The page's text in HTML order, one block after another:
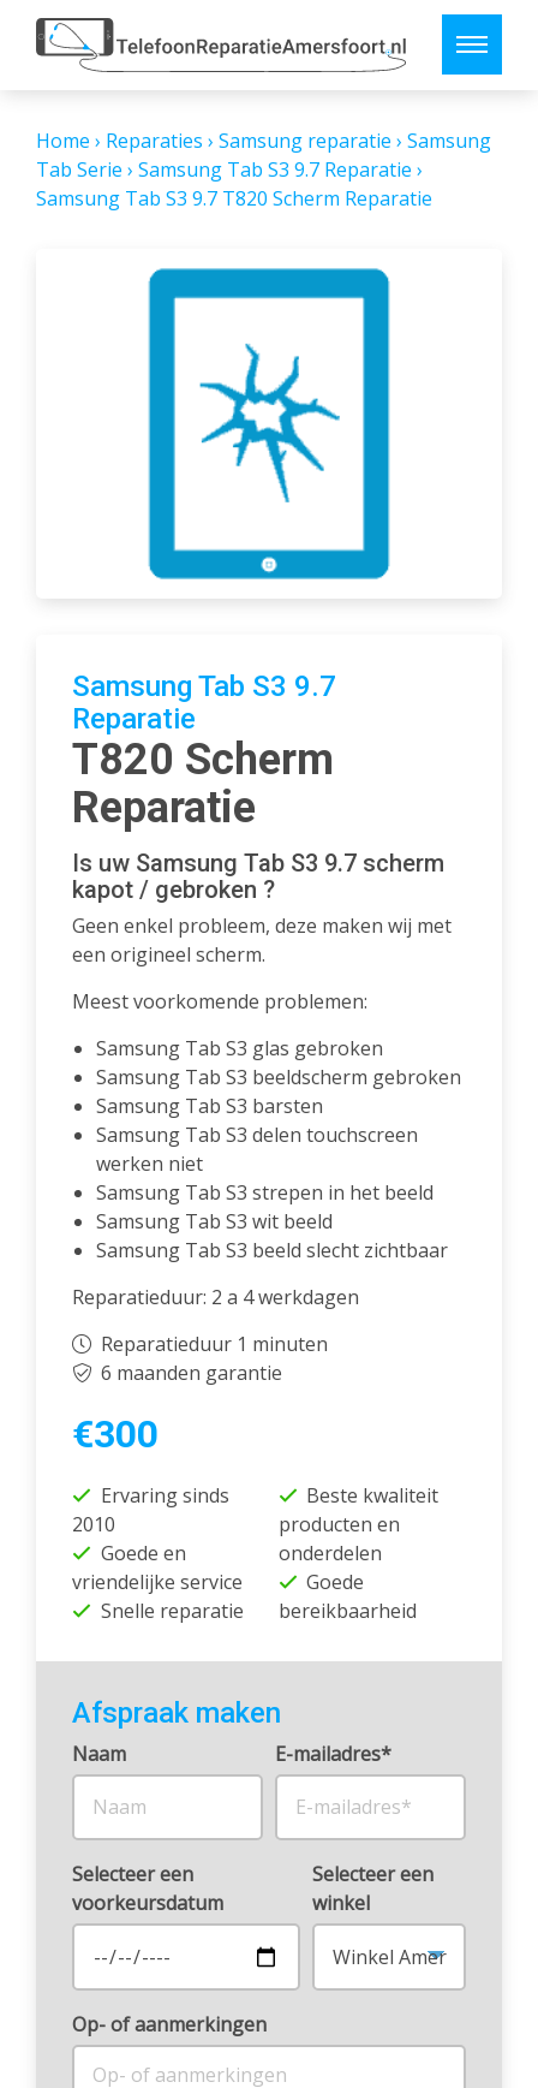
Home › Reparaties › Samsung reparatie › Samsung
Tab Serie › Samsung Tab S3 9.7 Reparatie ›
Samsung Tab S3 9.7 T820 Scherm Reparatie
Samsung Tab S3 9.7
Reparatie
T820 Scherm
Reparatie
Is uw Samsung Tab S3 9.7 scherm
kapot / gebroken ?
Geen enkel probleem, deze maken wij met
een origineel scherm.
Meest voorkomende problemen:
Samsung Tab S3 glas gebroken
Samsung Tab S3 beeldscherm gebroken
Samsung Tab S3 barsten
Samsung Tab S3 delen touchscreen
werken niet
Samsung Tab S3 strepen in het beeld
Samsung Tab S3 wit beeld
Samsung Tab S3 beeld slecht zichtbaar
Reparatieduur: 2 a 4 werkdagen
Reparatieduur 1 minuten
6 maanden garantie
€300
Ervaring sinds
2010
Goede en
vriendelijke service
Snelle reparatie
Beste kwaliteit
producten en
onderdelen
Goede
bereikbaarheid
Afspraak maken
Naam E-mailadres*
Selecteer een
voorkeursdatum
Selecteer een
winkel
Op- of aanmerkingen